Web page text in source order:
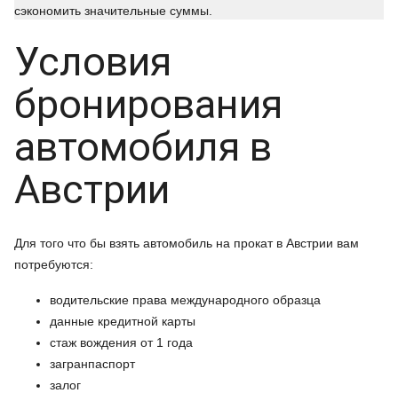
сэкономить значительные суммы.
Условия
бронирования
автомобиля в
Австрии
Для того что бы взять автомобиль на прокат в Австрии вам
потребуются:
водительские права международного образца
данные кредитной карты
стаж вождения от 1 года
загранпаспорт
залог